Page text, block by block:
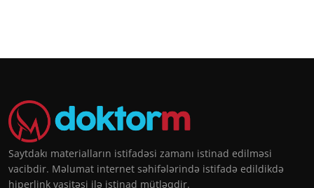
Saytdakı materialların istifadəsi zamanı istinad edilməsi
vacibdir. Məlumat internet səhifələrində istifadə edildikdə
hiperlink vasitəsi ilə istinad mütləqdir.